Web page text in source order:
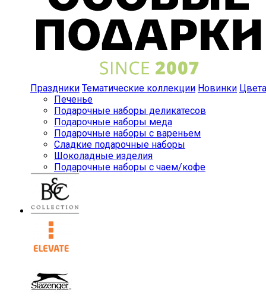
Праздники Тематические коллекции Новинки Цвета
Печенье
Подарочные наборы деликатесов
Подарочные наборы меда
Подарочные наборы с вареньем
Сладкие подарочные наборы
Шоколадные изделия
Подарочные наборы с чаем/кофе